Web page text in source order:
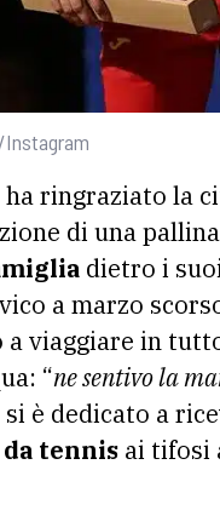
ringraziato la
di una
dietro i
a marzo
a viaggiare in
“ne sentivo la
è dedicato a
tennis ai tifosi